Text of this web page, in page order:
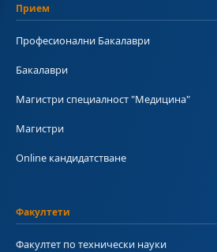
Прием
Професионални Бакалаври
Бакалаври
Магистри специалност "Медицина"
Магистри
Online кандидатстване
Факултети
Факултет по технически науки